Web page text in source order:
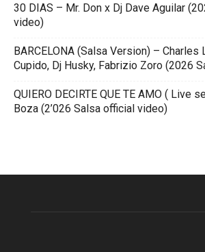
30 DIAS – Mr. Don x Dj Dave Aguilar
video)
BARCELONA (Salsa Version) – Charles
Cupido, Dj Husky, Fabrizio Zoro (2026
QUIERO DECIRTE QUE TE AMO ( Live
Boza (2’026 Salsa official video)